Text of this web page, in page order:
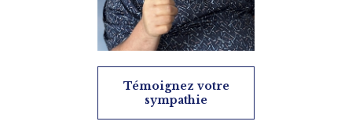
Témoignez votre
sympathie